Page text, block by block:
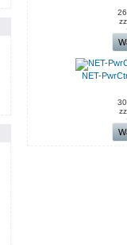
NET-